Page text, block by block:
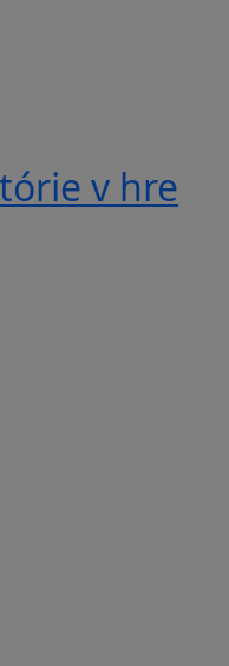
v hre